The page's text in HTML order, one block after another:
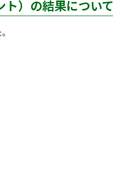
）の結果について